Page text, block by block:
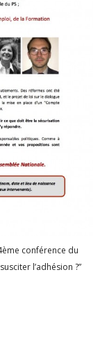
conférence du
l’adhésion ?”